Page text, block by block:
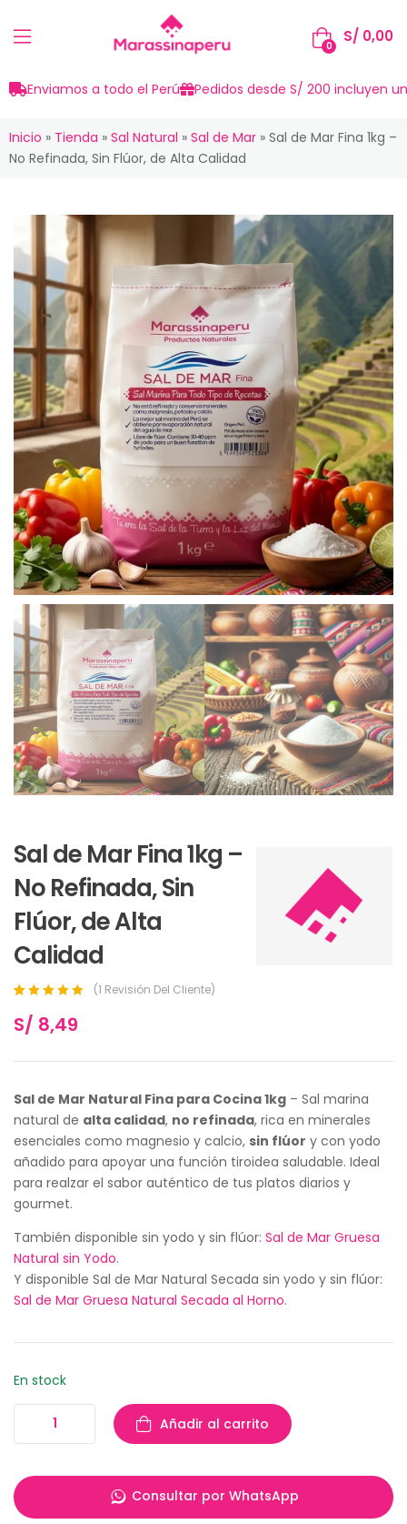
0
S/ 0,00
Enviamos a todo el Perú Pedidos desde S/ 200 incluyen
Inicio » Tienda » Sal Natural » Sal de Mar » Sal de Mar Fina 1kg –
No Refinada, Sin Flúor, de Alta Calidad
Sal de Mar Fina 1kg –
No Refinada, Sin
Flúor, de Alta
Calidad
de 5 basado
(1 Revisión Del Cliente)
S/ 8,49
Sal de Mar Natural Fina para Cocina 1kg – Sal marina
natural de alta calidad, no refinada, rica en minerales
esenciales como magnesio y calcio, sin flúor y con yodo
añadido para apoyar una función tiroidea saludable. Ideal
para realzar el sabor auténtico de tus platos diarios y
gourmet.
También disponible sin yodo y sin flúor: Sal de Mar Gruesa
Natural sin Yodo.
Y disponible Sal de Mar Natural Secada sin yodo y sin flúor:
Sal de Mar Gruesa Natural Secada al Horno.
En stock
Añadir al carrito
Consultar por WhatsApp